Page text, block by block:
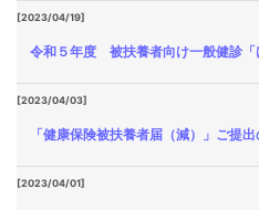
[2023/04/19]
令和５年度 被扶養者向け一般健診「
[2023/04/03]
「健康保険被扶養者届（減）」ご提
[2023/04/01]